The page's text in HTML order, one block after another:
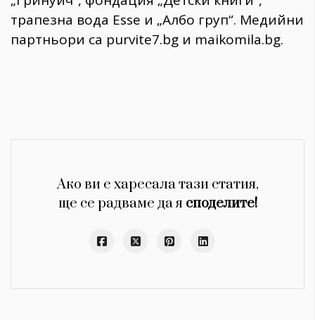
трапезна вода Esse и „Албо груп“. Медийни
партньори са purvite7.bg и maikomila.bg.
Ако ви е харесала тази статия,
ще се радваме да я споделите!